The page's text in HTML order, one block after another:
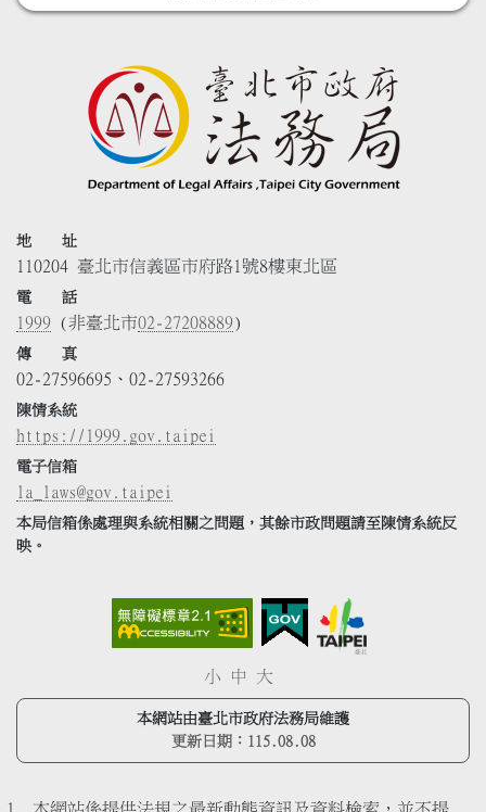
地 址
110204 臺北市信義區市府路1號8樓東北區
電 話
1999 (非臺北市02-27208889)
傳 真
02-27596695、02-27593266
陳情系統
https://1999.gov.taipei
電子信箱
la_laws@gov.taipei
本局信箱係處理與系統相關之問題，其餘市政問題請至陳情系統反
映。
小 中 大
本網站由臺北市政府法務局維護
更新日期： 115.08.08